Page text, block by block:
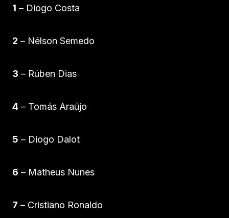
1 – Diogo Costa
2 – Nélson Semedo
3 – Rúben Dias
4 – Tomás Araújo
5 – Diogo Dalot
6 – Matheus Nunes
7 – Cristiano Ronaldo